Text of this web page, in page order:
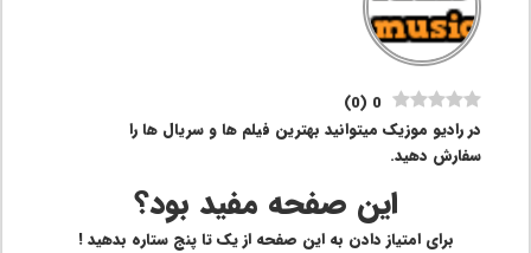
0
(
0
)
در رادیو موزیک میتوانید بهترین فیلم ها و سریال ها را
سفارش دهید.
این صفحه مفید بود؟
برای امتیاز دادن به این صفحه از یک تا پنج ستاره بدهید !